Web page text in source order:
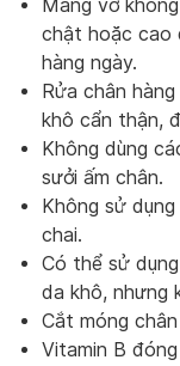
Mang vớ
chật hoặc cao
hàng ngày.
Rửa chân
khô cẩn thận,
Không dùng
sưởi ấm chân.
Không sử
chai.
Có thể sử
da khô, nhưng
Cắt móng
Vitamin B